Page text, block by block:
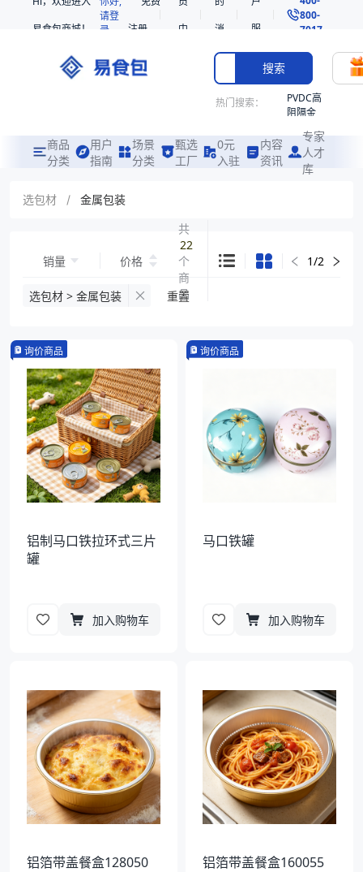
易食包商城！
请登
录
注册
中
消
息
服
务
800-
7017
搜索
热门搜索：
PVDC高
阻隔金
共挤热
收缩袋
221360
商品
分类
用户
指南
场景
分类
甄选
工厂
0元
入驻
内容
资讯
专家
人才
库
选包材 / 金属包装
销量 价格
共
22
个
商
品
1/2
选包材 > 金属包装 重置
询价商品
铝制马口铁拉环式三片
罐
加入购物车
询价商品
马口铁罐
加入购物车
铝箔带盖餐盒128050 铝箔带盖餐盒160055